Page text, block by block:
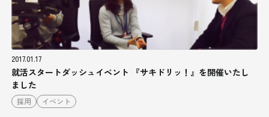
2017.01.17
就活スタートダッシュイベント 『サキドリッ！』を開催いたし
ました
採用 イベント